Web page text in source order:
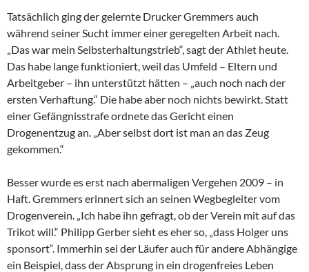
Tatsächlich ging der gelernte Drucker Gremmers auch
während seiner Sucht immer einer geregelten Arbeit nach.
„Das war mein Selbsterhaltungstrieb“, sagt der Athlet heute.
Das habe lange funktioniert, weil das Umfeld – Eltern und
Arbeitgeber – ihn unterstützt hätten – „auch noch nach der
ersten Verhaftung.“ Die habe aber noch nichts bewirkt. Statt
einer Gefängnisstrafe ordnete das Gericht einen
Drogenentzug an. „Aber selbst dort ist man an das Zeug
gekommen.“
Besser wurde es erst nach abermaligen Vergehen 2009 – in
Haft. Gremmers erinnert sich an seinen Wegbegleiter vom
Drogenverein. „Ich habe ihn gefragt, ob der Verein mit auf das
Trikot will.“ Philipp Gerber sieht es eher so, „dass Holger uns
sponsort“. Immerhin sei der Läufer auch für andere Abhängige
ein Beispiel, dass der Absprung in ein drogenfreies Leben